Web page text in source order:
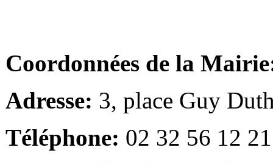
Coordonnées de la
Adresse: 3, place Guy
Téléphone: 02 32 56 12 21